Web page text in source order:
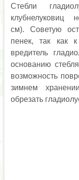
Стебли
см). Советую
пенек, так как
вредитель
основанию
возможность
зимнем
обрезать